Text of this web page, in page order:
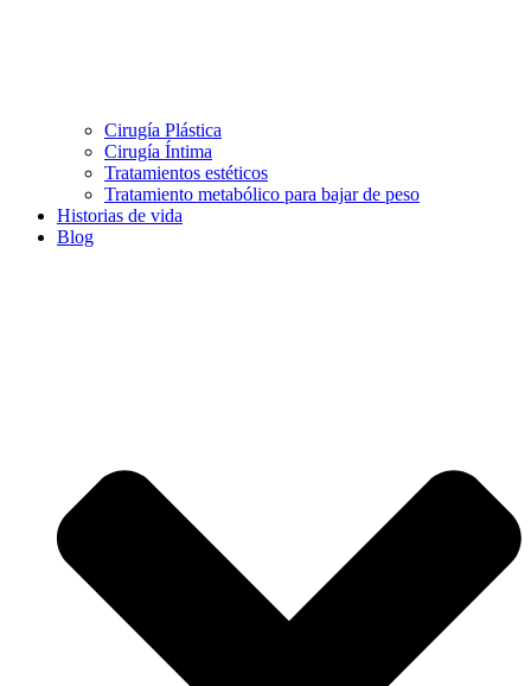
Cirugía Plástica
Cirugía Íntima
Tratamientos estéticos
Tratamiento metabólico para bajar de peso
Historias de vida
Blog